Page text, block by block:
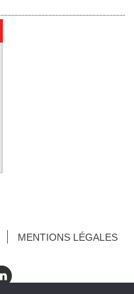
MENTIONS LÉGALES